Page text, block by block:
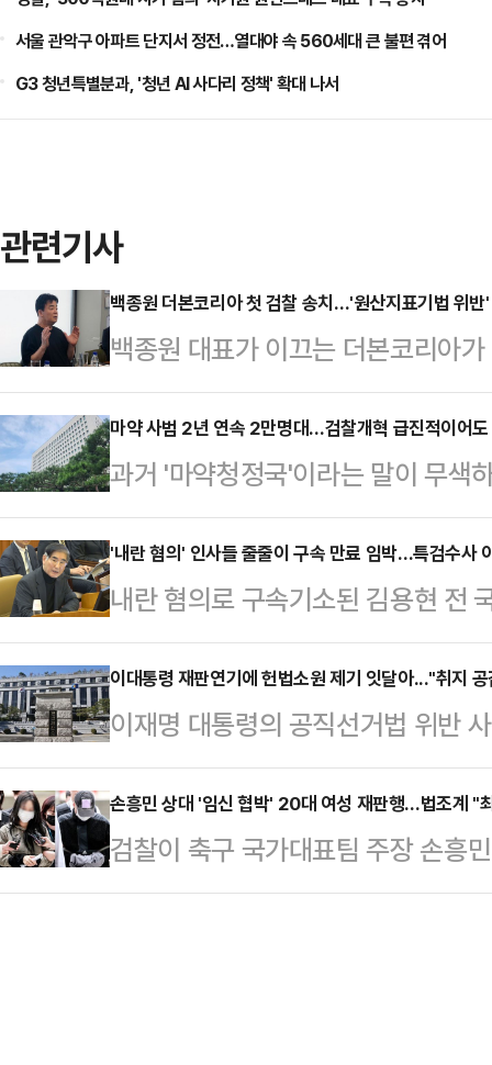
서울 관악구 아파트 단지서 정전…열대야 속 560세대 큰 불편 겪어
G3 청년특별분과, '청년 AI 사다리 정책' 확대 나서
관련기사
백종원 더본코리아 첫 검찰 송치…'원산지표기법 위
백종원 대표가 이끄는 더본코리아
졌다. 경찰이 더본코리아와 관련해
찰에 송치된 건 이번이 처음이라 소
사건에서 더본코리아가 의도적으
산지를 혼동할 가능성이 있는지 여
만일 혐의가 인정된다면 고의성 여
산지표기법 위반의 경우 최대 7년
가능하다.지난 4일 …
마약 사범 2년 연속 2만명대…검찰개혁 급진적이어
과거 '마약청정국'이라는 말이 무색
명 이상 검거되는 등 관련 범죄가
(SNS)와 다크웹 등에서 비대면 온
과 검거 난이도는 갈수록 높아지는
없애고, 검찰을 기소나 영장 청구만
로 한 검찰개혁이 추진되고 있어 마
조계는 검찰개혁에 공감하나 검찰
대한 전문적인 수사력…
'내란 혐의' 인사들 줄줄이 구속 만료 임박…특검수
내란 혐의로 구속기소된 김용현 전
에서 재판받게 됐다. 김 전 장관 외
박한 가운데 법조계에선 재판이 오
예정되어 있었다며 만기가 임박한
직권 보석을 한 것이라고 분석했다.
있으므로 별건 구속될 가능성이 존
청구가 이뤄질 가능성도 작지 않다
앙지법 형사합의2…
이대통령 재판연기에 헌법소원 제기 잇달아..."취지
이재명 대통령의 공직선거법 위반
통령의 불소추특권을 규정한 헌법
과 관련해 헌법소원이 잇달아 제기
만 실제 인용 가능성은 작게 보는
재)에 따르면 지난 9일~10일 사이
손흥민 상대 '임신 협박' 20대 여성 재판행…법조계 "
검찰이 축구 국가대표팀 주장 손흥
어내려 한 20대 여성 양모씨와 공